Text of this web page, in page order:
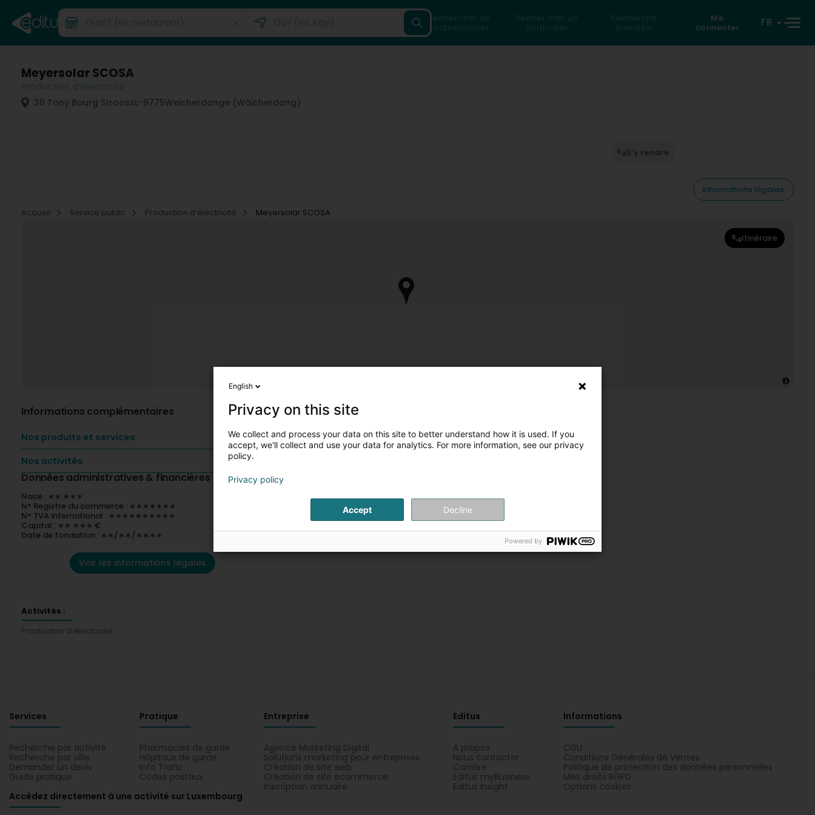
Rechercher un
professionnel
Rechercher un
particulier
Recherche
inversée
Me
connecter
FR
Meyersolar SCOSA
30 Tony Bourg StroossL-9775Weicherdange (Wäicherdang)
S'y rendre
Informations légales
Accueil
Service public Production d’électricité Meyersolar SCOSA
Itinéraire
Informations complémentaires
Nos produits et services
Nos activités
Données administratives & financières
Nace : ∗∗.∗∗∗
N° Registre du commerce : ∗∗∗∗∗∗∗
N° TVA international : ∗∗∗∗∗∗∗∗∗∗
Capital : ∗∗ ∗∗∗ €
Date de fondation : ∗∗/∗∗/∗∗∗∗
Voir les informations légales
Activités :
Production d’électricité
Services
Recherche par activité
Recherche par ville
Demander un devis
Guide pratique
Pratique
Pharmacies de garde
Hôpitaux de garde
Info Trafic
Codes postaux
Entreprise
Agence Marketing Digital
Solutions marketing pour entreprises
Création de site web
Création de site ecommerce
Inscription annuaire
Editus
A propos
Nous contacter
Carrière
Editus myBusiness
Editus Insight
Informations
CGU
Conditions Générales de Ventes
Politique de protection des données personnelles
Mes droits RGPD
Options cookies
Accédez directement à une activité sur Luxembourg
English
Privacy on this site
We collect and process your data on this site to better understand how it is used. If you
accept, we'll collect and use your data for analytics. For more information, see our privacy
policy.
Privacy policy
Accept Decline
Powered by